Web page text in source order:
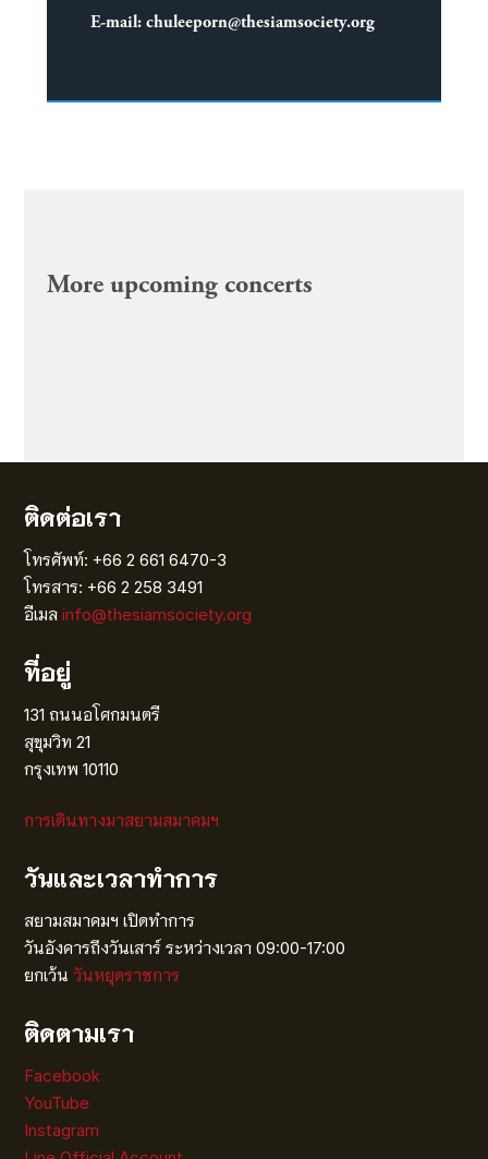
E-mail:chuleeporn@thesiamsociety.org
More upcoming concerts
ติดต่อเรา
โทรศัพท์: +66 2 661 6470-3
โทรสาร: +66 2 258 3491
อีเมลinfo@thesiamsociety.org
ที่อยู่
131 ถนนอโศกมนตรี
สุขุมวิท 21
กรุงเทพ 10110
การเดินทางมาสยามสมาคมฯ
วันและเวลาทำการ
สยามสมาคมฯ เปิดทำการ
วันอังคารถึงวันเสาร์ ระหว่างเวลา 09:00-17:00
ยกเว้นวันหยุดราชการ
ติดตามเรา
Facebook
YouTube
Instagram